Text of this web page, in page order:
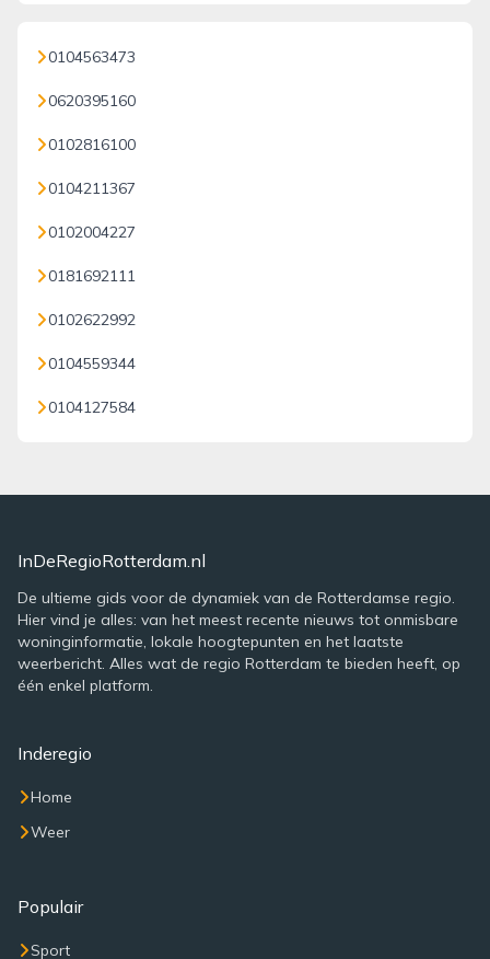
0104563473
0620395160
0102816100
0104211367
0102004227
0181692111
0102622992
0104559344
0104127584
InDeRegioRotterdam.nl
De ultieme gids voor de dynamiek van de Rotterdamse regio.
Hier vind je alles: van het meest recente nieuws tot onmisbare
woninginformatie, lokale hoogtepunten en het laatste
weerbericht. Alles wat de regio Rotterdam te bieden heeft, op
één enkel platform.
Inderegio
Home
Weer
Populair
Sport